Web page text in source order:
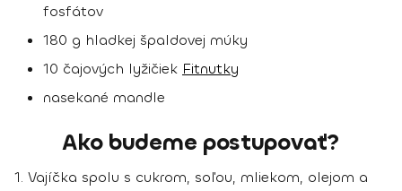
fosfátov
180 g hladkej špaldovej múky
10 čajových lyžičiek Fitnutky
nasekané mandle
Ako budeme postupovať?
1. Vajíčka spolu s cukrom, soľou, mliekom, olejom a